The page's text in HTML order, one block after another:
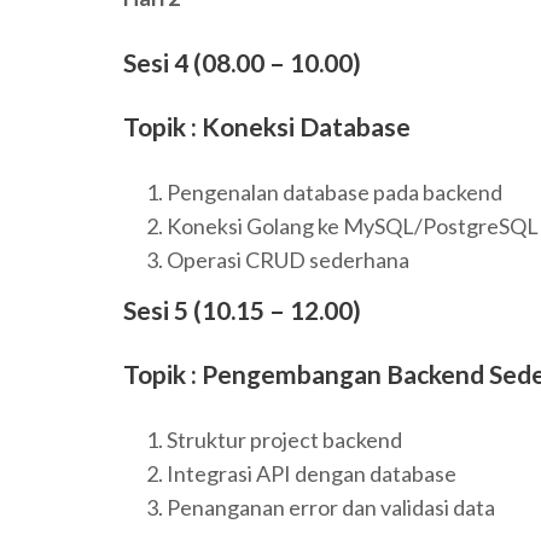
Sesi 4 (08.00 – 10.00)
Topik : Koneksi Database
Pengenalan database pada backend
Koneksi Golang ke MySQL/PostgreSQL
Operasi CRUD sederhana
Sesi 5 (10.15 – 12.00)
Topik : Pengembangan Backend
Struktur project backend
Integrasi API dengan database
Penanganan error dan validasi data